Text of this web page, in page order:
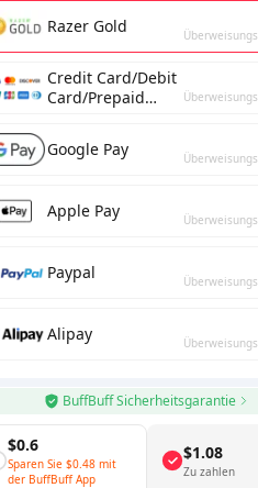
Razer Gold
Credit Card/Debit
Card/Prepaid
Google Pay
Apple Pay
Paypal
Alipay
BuffBuff Sicherheitsgarantie
$0.6
Sparen Sie $0.48 mit
der BuffBuff App
$1.08
Zu zahlen